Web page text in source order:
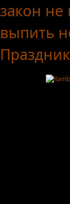
закон не
выпить